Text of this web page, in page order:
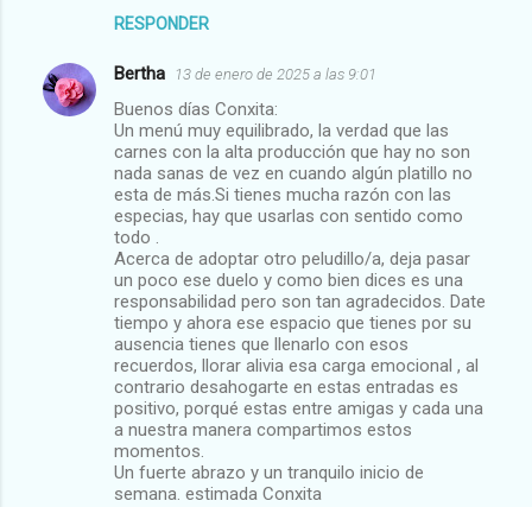
RESPONDER
Bertha 13 de enero de 2025 a las 9:01
Buenos días Conxita:
Un menú muy equilibrado, la verdad que las
carnes con la alta producción que hay no son
nada sanas de vez en cuando algún platillo no
esta de más.Si tienes mucha razón con las
especias, hay que usarlas con sentido como
todo .
Acerca de adoptar otro peludillo/a, deja pasar
un poco ese duelo y como bien dices es una
responsabilidad pero son tan agradecidos. Date
tiempo y ahora ese espacio que tienes por su
ausencia tienes que llenarlo con esos
recuerdos, llorar alivia esa carga emocional , al
contrario desahogarte en estas entradas es
positivo, porqué estas entre amigas y cada una
a nuestra manera compartimos estos
momentos.
Un fuerte abrazo y un tranquilo inicio de
semana. estimada Conxita